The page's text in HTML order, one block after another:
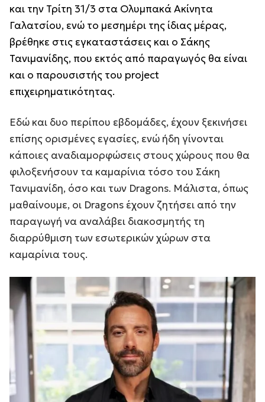
και την Τρίτη 31/3 στα Ολυμπακά Ακίνητα
Γαλατσίου, ενώ το μεσημέρι της ίδιας μέρας,
βρέθηκε στις εγκαταστάσεις και ο Σάκης
Τανιμανίδης, που εκτός από παραγωγός θα είναι
και ο παρουσιστής του project
επιχειρηματικότητας.
Εδώ και δυο περίπου εβδομάδες, έχουν ξεκινήσει
επίσης ορισμένες εγασίες, ενώ ήδη γίνονται
κάποιες αναδιαμορφώσεις στους χώρους που θα
φιλοξενήσουν τα καμαρίνια τόσο του Σάκη
Τανιμανίδη, όσο και των Dragons. Μάλιστα, όπως
μαθαίνουμε, οι Dragons έχουν ζητήσει από την
παραγωγή να αναλάβει διακοσμητής τη
διαρρύθμιση των εσωτερικών χώρων στα
καμαρίνια τους.